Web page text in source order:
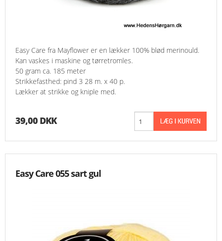
Easy Care fra Mayflower er en lækker 100% blød merinould.
Kan vaskes i maskine og tørretromles.
50 gram ca. 185 meter
Strikkefasthed: pind 3 28 m. x 40 p.
Lækker at strikke og kniple med.
39,00 DKK
Easy Care 055 sart gul